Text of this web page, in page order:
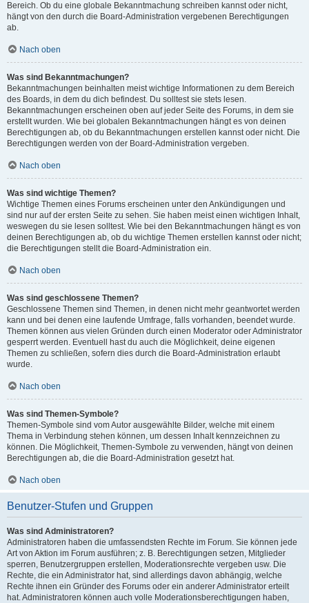
Bereich. Ob du eine globale Bekanntmachung schreiben kannst oder nicht,
hängt von den durch die Board-Administration vergebenen Berechtigungen
ab.
Nach oben
Was sind Bekanntmachungen?
Bekanntmachungen beinhalten meist wichtige Informationen zu dem Bereich
des Boards, in dem du dich befindest. Du solltest sie stets lesen.
Bekanntmachungen erscheinen oben auf jeder Seite des Forums, in dem sie
erstellt wurden. Wie bei globalen Bekanntmachungen hängt es von deinen
Berechtigungen ab, ob du Bekanntmachungen erstellen kannst oder nicht. Die
Berechtigungen werden von der Board-Administration vergeben.
Nach oben
Was sind wichtige Themen?
Wichtige Themen eines Forums erscheinen unter den Ankündigungen und
sind nur auf der ersten Seite zu sehen. Sie haben meist einen wichtigen Inhalt,
weswegen du sie lesen solltest. Wie bei den Bekanntmachungen hängt es von
deinen Berechtigungen ab, ob du wichtige Themen erstellen kannst oder nicht;
die Berechtigungen stellt die Board-Administration ein.
Nach oben
Was sind geschlossene Themen?
Geschlossene Themen sind Themen, in denen nicht mehr geantwortet werden
kann und bei denen eine laufende Umfrage, falls vorhanden, beendet wurde.
Themen können aus vielen Gründen durch einen Moderator oder Administrator
gesperrt werden. Eventuell hast du auch die Möglichkeit, deine eigenen
Themen zu schließen, sofern dies durch die Board-Administration erlaubt
wurde.
Nach oben
Was sind Themen-Symbole?
Themen-Symbole sind vom Autor ausgewählte Bilder, welche mit einem
Thema in Verbindung stehen können, um dessen Inhalt kennzeichnen zu
können. Die Möglichkeit, Themen-Symbole zu verwenden, hängt von deinen
Berechtigungen ab, die die Board-Administration gesetzt hat.
Nach oben
Benutzer-Stufen und Gruppen
Was sind Administratoren?
Administratoren haben die umfassendsten Rechte im Forum. Sie können jede
Art von Aktion im Forum ausführen; z. B. Berechtigungen setzen, Mitglieder
sperren, Benutzergruppen erstellen, Moderationsrechte vergeben usw. Die
Rechte, die ein Administrator hat, sind allerdings davon abhängig, welche
Rechte ihnen ein Gründer des Forums oder ein anderer Administrator erteilt
hat. Administratoren können auch volle Moderationsberechtigungen haben,